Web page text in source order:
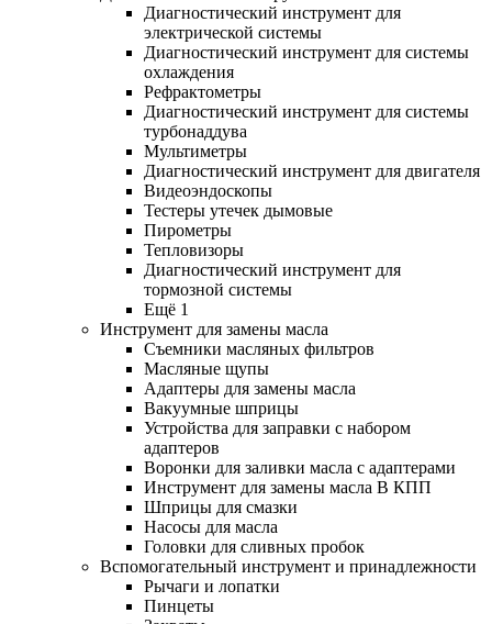
Диагностический инструмент для
электрической системы
Диагностический инструмент для системы
охлаждения
Рефрактометры
Диагностический инструмент для системы
турбонаддува
Мультиметры
Диагностический инструмент для двигателя
Видеоэндоскопы
Тестеры утечек дымовые
Пирометры
Тепловизоры
Диагностический инструмент для
тормозной системы
Ещё 1
Инструмент для замены масла
Съемники масляных фильтров
Масляные щупы
Адаптеры для замены масла
Вакуумные шприцы
Устройства для заправки с набором
адаптеров
Воронки для заливки масла с адаптерами
Инструмент для замены масла В КПП
Шприцы для смазки
Насосы для масла
Головки для сливных пробок
Вспомогательный инструмент и принадлежности
Рычаги и лопатки
Пинцеты